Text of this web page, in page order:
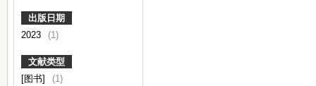
出版日期
2023
(1)
文献类型
[图书]
(1)